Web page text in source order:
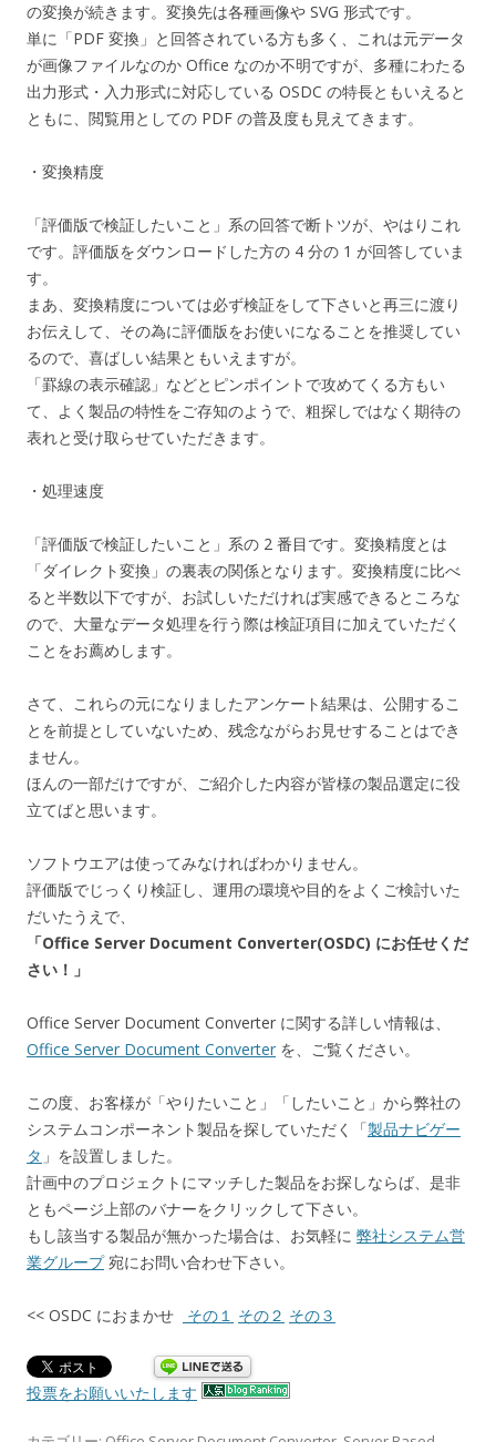
の変換が続きます。変換先は各種画像や SVG 形式です。
単に「PDF 変換」と回答されている方も多く、これは元データ
が画像ファイルなのか Office なのか不明ですが、多種にわたる
出力形式・入力形式に対応している OSDC の特長ともいえると
ともに、閲覧用としての PDF の普及度も見えてきます。
・変換精度
「評価版で検証したいこと」系の回答で断トツが、やはりこれ
です。評価版をダウンロードした方の 4 分の 1 が回答していま
す。
まあ、変換精度については必ず検証をして下さいと再三に渡り
お伝えして、その為に評価版をお使いになることを推奨してい
るので、喜ばしい結果ともいえますが。
「罫線の表示確認」などとピンポイントで攻めてくる方もい
て、よく製品の特性をご存知のようで、粗探しではなく期待の
表れと受け取らせていただきます。
・処理速度
「評価版で検証したいこと」系の 2 番目です。変換精度とは
「ダイレクト変換」の裏表の関係となります。変換精度に比べ
ると半数以下ですが、お試しいただければ実感できるところな
ので、大量なデータ処理を行う際は検証項目に加えていただく
ことをお薦めします。
さて、これらの元になりましたアンケート結果は、公開するこ
とを前提としていないため、残念ながらお見せすることはでき
ません。
ほんの一部だけですが、ご紹介した内容が皆様の製品選定に役
立てばと思います。
ソフトウエアは使ってみなければわかりません。
評価版でじっくり検証し、運用の環境や目的をよくご検討いた
だいたうえで、
「Office Server Document Converter(OSDC) にお任せくだ
さい！」
Office Server Document Converter に関する詳しい情報は、
Office Server Document Converter を、ご覧ください。
この度、お客様が「やりたいこと」「したいこと」から弊社の
システムコンポーネント製品を探していただく「製品ナビゲー
タ 」を設置しました。
計画中のプロジェクトにマッチした製品をお探しならば、是非
ともページ上部のバナーをクリックして下さい。
もし該当する製品が無かった場合は、お気軽に 弊社システム営
業グループ宛にお問い合わせ下さい。
<< OSDC におまかせ その１ その２ その３
投票をお願いいたします